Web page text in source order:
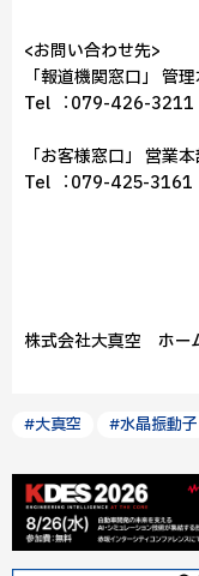
<お問い合わせ先>
「報道機関窓⼝」 管
Tel ︓079-426-
「お客様窓⼝」 営業
Tel ︓079-425-3161
株式会社⼤真空 ホー
#⼤真空 #水晶振動子